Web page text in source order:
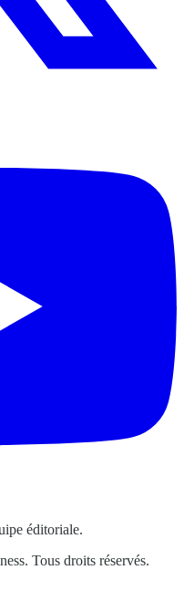
éditoriale.
Tous droits réservés.